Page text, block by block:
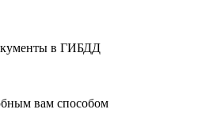
в ГИБДД
вам способом